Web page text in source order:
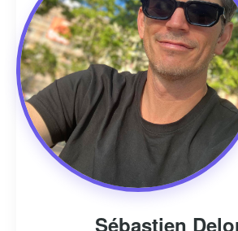
Sébastien